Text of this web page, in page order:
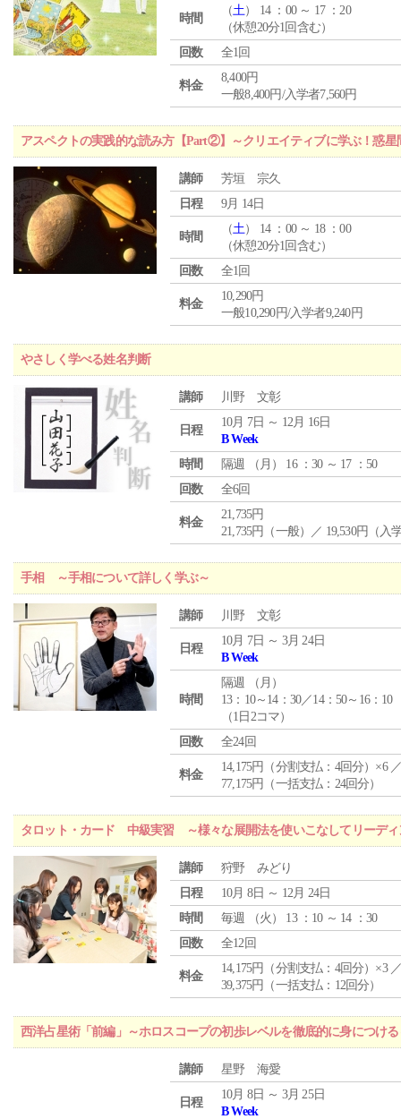
時間
（土） 14 ：00 ～ 17 ：20
（休憩20分1回含む）
回数
全1回
料金
8,400円
一般8,400円/入学者7,560円
アスペクトの実践的な読み方【Part②】～クリエイティブに学ぶ！惑
講師
芳垣 宗久
日程
9月 14日
時間
（土） 14 ：00 ～ 18 ：00
（休憩20分1回含む）
回数
全1回
料金
10,290円
一般10,290円/入学者9,240円
やさしく学べる姓名判断
講師 川野 文彰
日程
10月 7日 ～ 12月 16日
B Week
時間
隔週 （ 月 ） 16 ：30 ～ 17 ：50
回数
全6回
料金
21,735円
21,735円（一般）／ 19,530円（入
手相 ～手相について詳しく学ぶ～
講師 川野 文彰
日程
10月 7日 ～ 3月 24日
B Week
時間
隔週 （ 月 ）
13：10～14：30／14：50～16：10
（1日2コマ）
回数
全24回
料金
14,175円（分割支払：4回分）×6
77,175円（一括支払：24回分）
タロット・カード 中級実習 ～様々な展開法を使いこなしてリーディ
講師
狩野 みどり
日程
10月 8日 ～ 12月 24日
時間
毎週 （火 ） 13 ：10 ～ 14 ：30
回数
全12回
料金
14,175円（分割支払：4回分）×3
39,375円（一括支払：12回分）
西洋占星術「前編」～ホロスコープの初歩レベルを徹底的に身につける
講師 星野 海愛
日程
10月 8日 ～ 3月 25日
B Week